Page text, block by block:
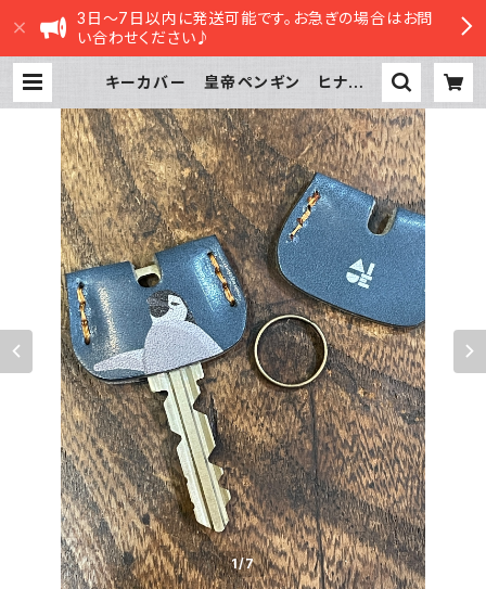
3日～7日以内に発送可能です。お急ぎの場合はお問
い合わせください♪
キーカバー 皇帝ペンギン ヒナ エ
ビー 栃木レザー | sasatte STO
RE|ささってストア
1/7